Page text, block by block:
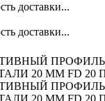
доставки...
доставки...